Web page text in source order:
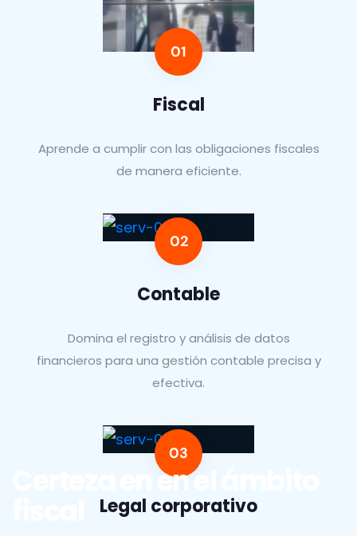
Fiscal
Aprende a cumplir con las obligaciones fiscales
de manera eficiente.
Contable
Domina el registro y análisis de datos
financieros para una gestión contable precisa y
efectiva.
Legal corporativo
en el ámbito